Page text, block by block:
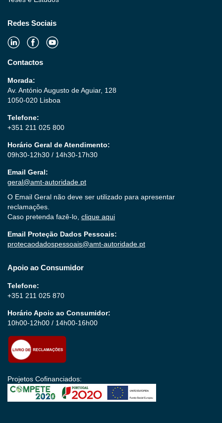
Redes Sociais
Contactos
Morada:
Av. António Augusto de Aguiar, 128
1050-020 Lisboa
Telefone:
+351 211 025 800
Horário Geral de Atendimento:
09h30-12h30 / 14h30-17h30
Email Geral:
geral@amt-autoridade.pt
O Email Geral não deve ser utilizado para apresentar
reclamações.
Caso pretenda fazê-lo, clique aqui
Email Proteção Dados Pessoais:
protecaodadospessoais@amt-autoridade.pt
Apoio ao Consumidor
Telefone:
+351 211 025 870
Horário Apoio ao Consumidor:
10h00-12h00 / 14h00-16h00
Projetos Cofinanciados: